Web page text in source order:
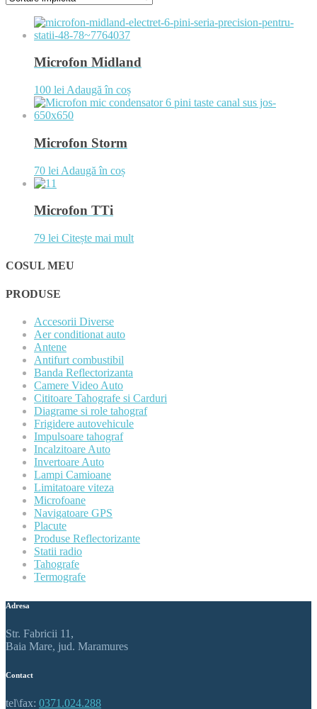
Microfon Midland
100 lei Adaugă în coș
Microfon Storm
70 lei Adaugă în coș
Microfon TTi
79 lei Citește mai mult
COSUL MEU
PRODUSE
Accesorii Diverse
Aer conditionat auto
Antene
Antifurt combustibil
Banda Reflectorizanta
Camere Video Auto
Cititoare Tahografe si Carduri
Diagrame si role tahograf
Frigidere autovehicule
Impulsoare tahograf
Incalzitoare Auto
Invertoare Auto
Lampi Camioane
Limitatoare viteza
Microfoane
Navigatoare GPS
Placute
Produse Reflectorizante
Statii radio
Tahografe
Termografe
Adresa
Str. Fabricii 11,
Baia Mare, jud. Maramures
Contact
tel\fax: 0371.024.288